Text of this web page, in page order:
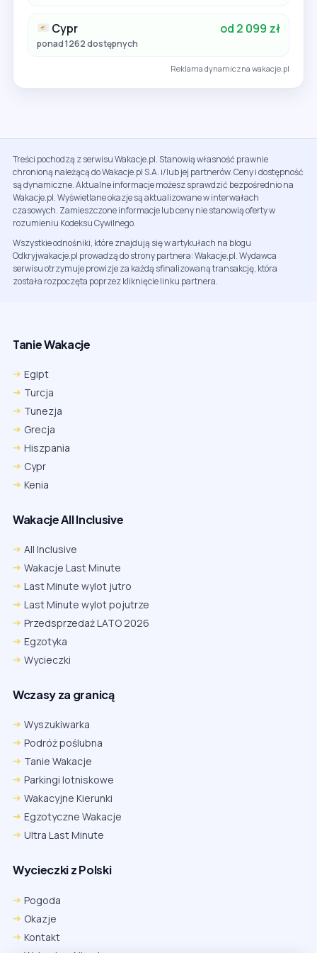
Cypr od 2 099 zł
ponad 1262 dostępnych
Reklama dynamiczna wakacje.pl
Treści pochodzą z serwisu Wakacje.pl. Stanowią własność prawnie
chronioną należącą do Wakacje.pl S.A. i/lub jej partnerów. Ceny i dostępność
są dynamiczne. Aktualne informacje możesz sprawdzić bezpośrednio na
Wakacje.pl. Wyświetlane okazje są aktualizowane w interwałach
czasowych. Zamieszczone informacje lub ceny nie stanowią oferty w
rozumieniu Kodeksu Cywilnego.
Wszystkie odnośniki, które znajdują się w artykułach na blogu
Odkryjwakacje.pl prowadzą do strony partnera: Wakacje.pl. Wydawca
serwisu otrzymuje prowizje za każdą sfinalizowaną transakcję, która
została rozpoczęta poprzez kliknięcie linku partnera.
Tanie Wakacje
Egipt
Turcja
Tunezja
Grecja
Hiszpania
Cypr
Kenia
Wakacje All Inclusive
All Inclusive
Wakacje Last Minute
Last Minute wylot jutro
Last Minute wylot pojutrze
Przedsprzedaż LATO 2026
Egzotyka
Wycieczki
Wczasy za granicą
Wyszukiwarka
Podróż poślubna
Tanie Wakacje
Parkingi lotniskowe
Wakacyjne Kierunki
Egzotyczne Wakacje
Ultra Last Minute
Wycieczki z Polski
Pogoda
Okazje
Kontakt
Firefox
Ustawienia → Prywatność i bezpieczeństwo → Pliki cookie innych
firm → ustaw „Zezwalaj”.
Na czas rezerwacji nie blokuj cookies i śledzenia dla tej witryny.